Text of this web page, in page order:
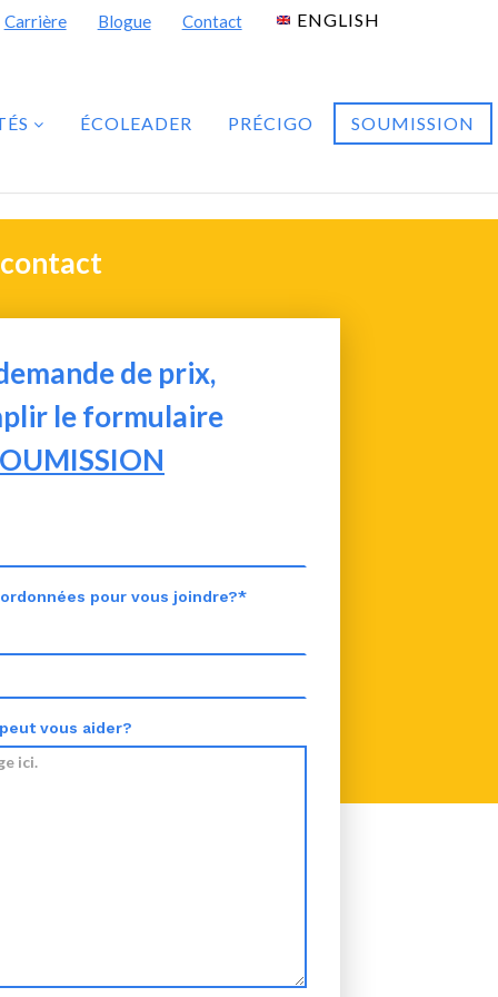
ENGLISH
Contact
Blogue
Carrière
ÉCOLEADER PRÉCIGO SOUMISSION
de prix,
le formulaire
pour vous joindre?*
vous aider?